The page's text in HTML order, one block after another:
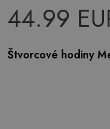
44.99
Štvorcové hodiny